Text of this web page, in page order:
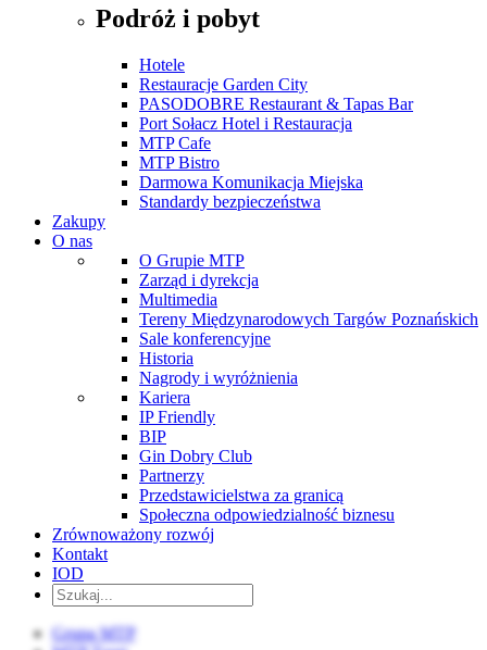
Podróż i pobyt
Hotele
Restauracje Garden City
PASODOBRE Restaurant & Tapas Bar
Port Sołacz Hotel i Restauracja
MTP Cafe
MTP Bistro
Darmowa Komunikacja Miejska
Standardy bezpieczeństwa
Zakupy
O nas
O Grupie MTP
Zarząd i dyrekcja
Multimedia
Tereny Międzynarodowych Targów Poznańskich
Sale konferencyjne
Historia
Nagrody i wyróżnienia
Kariera
IP Friendly
BIP
Gin Dobry Club
Partnerzy
Przedstawicielstwa za granicą
Społeczna odpowiedzialność biznesu
Zrównoważony rozwój
Kontakt
IOD
Grupa MTP